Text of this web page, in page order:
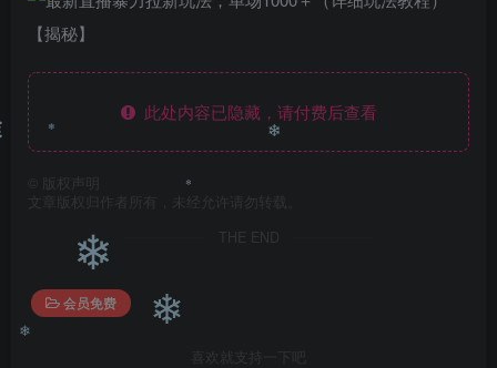
此处内容已隐藏，请付费后查看
版权声明
文章版权归作者所有，未经允许请勿转载。
THE END
会员免费
喜欢就支持一下吧
❄
❄
❄